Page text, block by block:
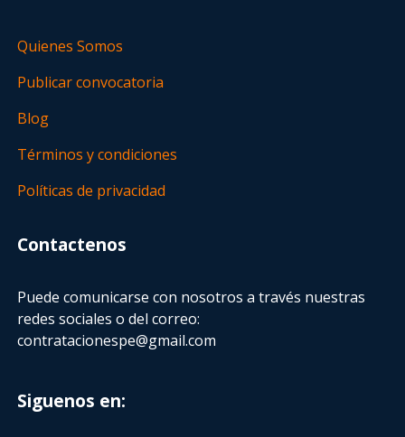
Quienes Somos
Publicar convocatoria
Blog
Términos y condiciones
Políticas de privacidad
Contactenos
Puede comunicarse con nosotros a través nuestras
redes sociales o del correo:
contratacionespe@gmail.com
Siguenos en: